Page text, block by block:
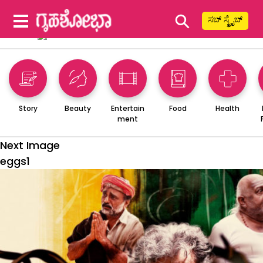
⚲ ಸಬ್ ಸ್ಕ್ರೈಬ್
Story Beauty
Entertain
ment
Food Health
Next Image
eggs1